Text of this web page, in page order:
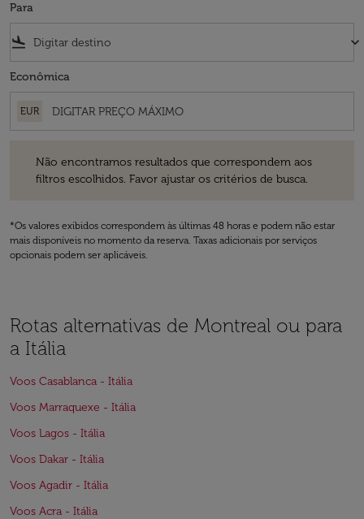
Para
flight_land keyboard_arrow_down
Econômica
EUR
Não encontramos resultados que correspondem aos
filtros escolhidos. Favor ajustar os critérios de busca.
*Os valores exibidos correspondem às últimas 48 horas e podem não estar
mais disponíveis no momento da reserva. Taxas adicionais por serviços
opcionais podem ser aplicáveis.
Rotas alternativas de Montreal ou para
a Itália
Voos Casablanca - Itália
Voos Marraquexe - Itália
Voos Lagos - Itália
Voos Dakar - Itália
Voos Agadir - Itália
Voos Acra - Itália